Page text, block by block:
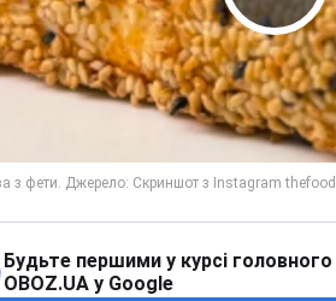
Play
Будьте першими у курсі
OBOZ.UA у Google